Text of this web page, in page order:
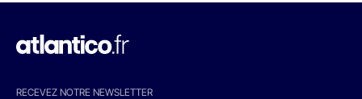
RECEVEZ NOTRE NEWSLETTER